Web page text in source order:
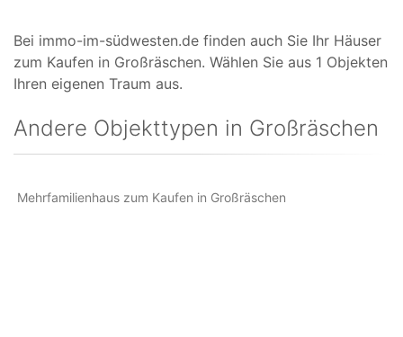
Bei immo-im-südwesten.de finden auch Sie Ihr Häuser
zum Kaufen in Großräschen. Wählen Sie aus 1 Objekten
Ihren eigenen Traum aus.
Andere Objekttypen in Großräschen
Mehrfamilienhaus zum Kaufen in Großräschen